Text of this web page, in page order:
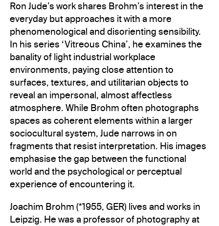
Ron Jude’s work shares Brohm’s interest in the
everyday but approaches it with a more
phenomenological and disorienting sensibility.
In his series ‘Vitreous China’, he examines the
banality of light industrial workplace
environments, paying close attention to
surfaces, textures, and utilitarian objects to
reveal an impersonal, almost affectless
atmosphere. While Brohm often photographs
spaces as coherent elements within a larger
sociocultural system, Jude narrows in on
fragments that resist interpretation. His images
emphasise the gap between the functional
world and the psychological or perceptual
experience of encountering it.
Joachim Brohm (*1955, GER) lives and works in
Leipzig. He was a professor of photography at